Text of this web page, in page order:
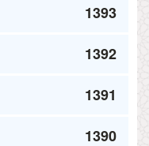
1393
1392
1391
1390